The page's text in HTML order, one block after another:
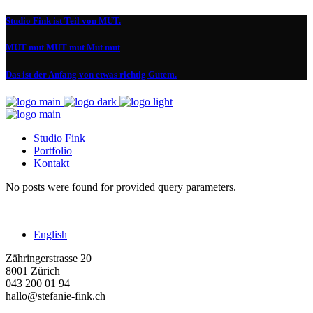
Studio Fink ist Teil von MUT.
MUT mut MUT mut Mut mut
Das ist der Anfang von etwas richtig Gutem.
Studio Fink
Portfolio
Kontakt
No posts were found for provided query parameters.
English
Zähringerstrasse 20
8001 Zürich
043 200 01 94
hallo@stefanie-fink.ch